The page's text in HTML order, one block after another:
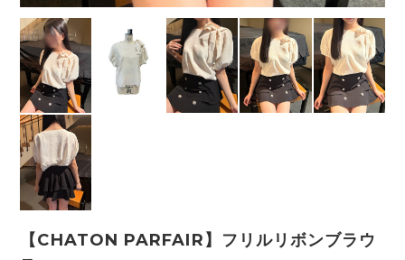
【CHATON PARFAIR】フリルリボンブラウ